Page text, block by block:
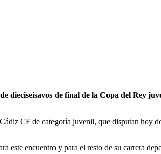
de final de la Copa del Rey
CF de categoría juvenil, que disputan hoy
este encuentro y para el resto de su carrera